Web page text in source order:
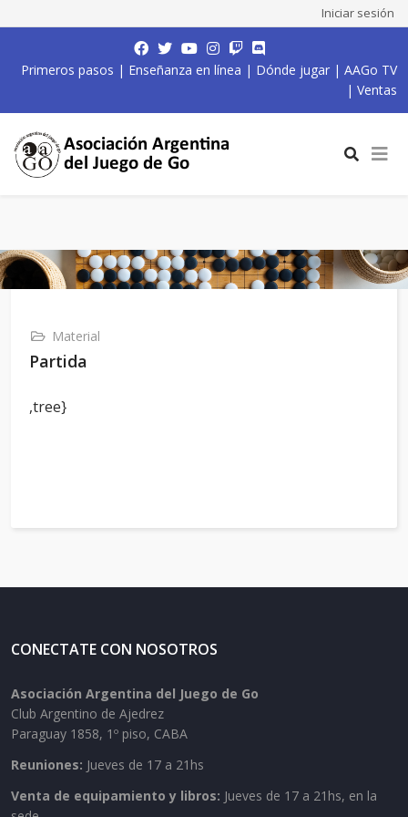
Iniciar sesión
Primeros pasos | Enseñanza en línea | Dónde jugar | AAGo TV
| Ventas
Material
Partida
,tree}
CONECTATE CON NOSOTROS
Asociación Argentina del Juego de Go
Club Argentino de Ajedrez
Paraguay 1858, 1º piso, CABA
Reuniones: Jueves de 17 a 21hs
Venta de equipamiento y libros: Jueves de 17 a 21hs, en la